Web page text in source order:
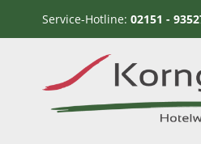
Service-Hotline: 02151 -